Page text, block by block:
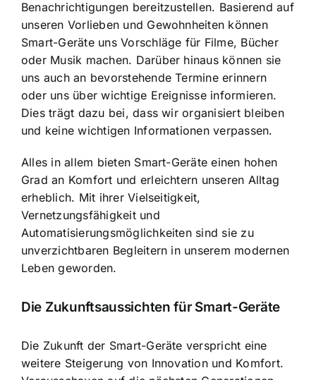
Benachrichtigungen bereitzustellen. Basierend auf
unseren Vorlieben und Gewohnheiten können
Smart-Geräte uns Vorschläge für Filme, Bücher
oder Musik machen. Darüber hinaus können sie
uns auch an bevorstehende Termine erinnern
oder uns über wichtige Ereignisse informieren.
Dies trägt dazu bei, dass wir organisiert bleiben
und keine wichtigen Informationen verpassen.
Alles in allem bieten Smart-Geräte einen hohen
Grad an Komfort und erleichtern unseren Alltag
erheblich. Mit ihrer Vielseitigkeit,
Vernetzungsfähigkeit und
Automatisierungsmöglichkeiten sind sie zu
unverzichtbaren Begleitern in unserem modernen
Leben geworden.
Die Zukunftsaussichten für Smart-Geräte
Die Zukunft der Smart-Geräte verspricht eine
weitere Steigerung von Innovation und Komfort.